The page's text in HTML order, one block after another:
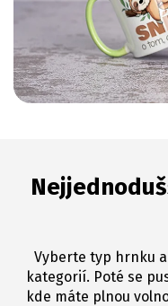
Vyberte typ hrnku
kategorií. Poté se
kde máte plnou